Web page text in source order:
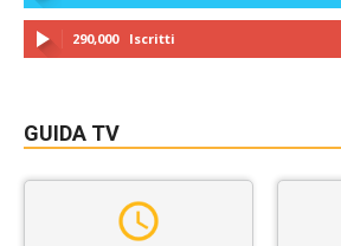
290,000 Iscritti
GUIDA TV